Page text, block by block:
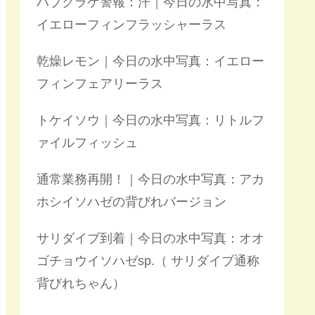
イエローフィンフラッシャーラス
乾燥レモン｜今日の水中写真：イエロー
フィンフェアリーラス
トケイソウ｜今日の水中写真：リトルフ
ァイルフィッシュ
通常業務再開！｜今日の水中写真：アカ
ホシイソハゼの背びれバージョン
サリダイブ到着｜今日の水中写真：オオ
ゴチョウイソハゼsp.（ サリダイブ通称
背びれちゃん）